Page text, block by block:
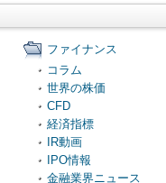
ファイナンス
コラム
世界の株価
CFD
経済指標
IR動画
IPO情報
金融業界ニュース